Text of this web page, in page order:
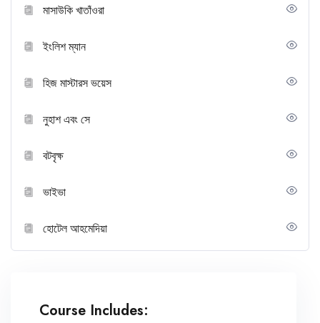
মাসাউকি খাতাঁওরা
ইংলিশ ম্যান
হিজ মাস্টারস ভয়েস
নুহাশ এবং সে
বটবৃক্ষ
ভাইভা
হোটেল আহমেদিয়া
Course Includes: